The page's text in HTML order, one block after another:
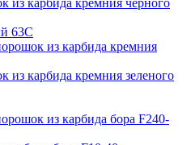
63С
из карбида кремния
карбида кремния зеленого
из карбида бора F240-